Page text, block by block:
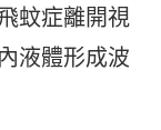
蚊症離開視
液體形成波